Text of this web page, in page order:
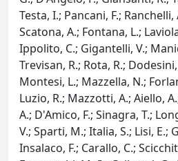
Testa, I.; Pancani, F.; Ranchelli,
Scatona, A.; Fontana, L.;
Ippolito, C.; Gigantelli, V.;
Trevisan, R.; Rota, R.;
Montesi, L.; Mazzella, N.;
Luzio, R.; Mazzotti, A.; Aiello,
A.; D'Amico, F.; Sinagra, T.;
V.; Sparti, M.; Italia, S.; Lisi, E.;
Insalaco, F.; Carallo, C.;